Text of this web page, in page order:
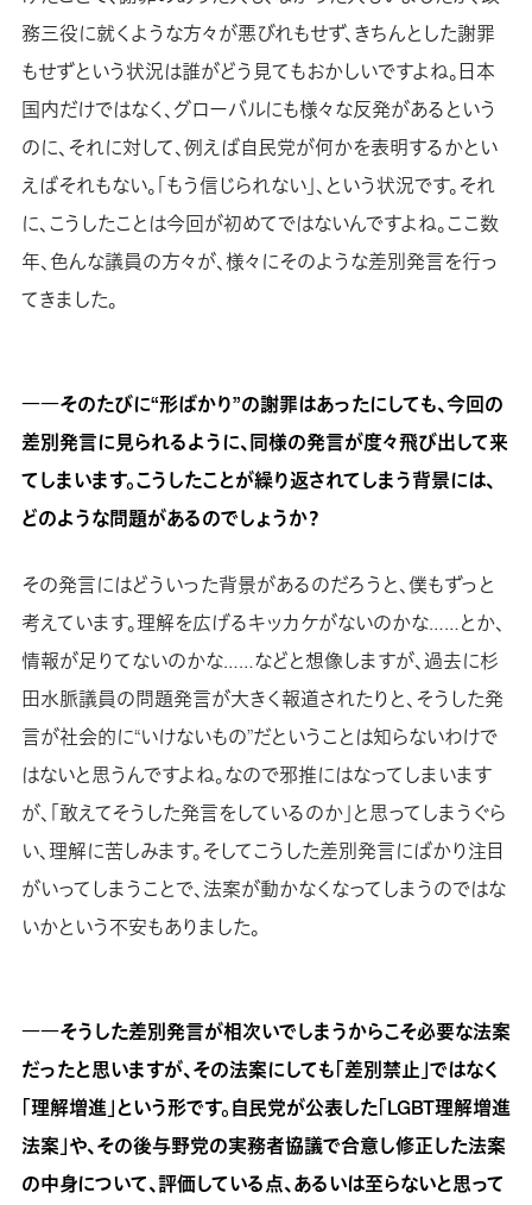
務三役に就くような方々が悪びれもせず、きちんとした謝罪
もせずという状況は誰がどう見てもおかしいですよね。日本
国内だけではなく、グローバルにも様々な反発があるという
のに、それに対して、例えば自民党が何かを表明するかとい
えばそれもない。「もう信じられない」、という状況です。それ
に、こうしたことは今回が初めてではないんですよね。ここ数
年、色んな議員の方々が、様々にそのような差別発言を行っ
てきました。
――そのたびに“形ばかり”の謝罪はあったにしても、今回の
差別発言に見られるように、同様の発言が度々飛び出して来
てしまいます。こうしたことが繰り返されてしまう背景には、
どのような問題があるのでしょうか？
その発言にはどういった背景があるのだろうと、僕もずっと
考えています。理解を広げるキッカケがないのかな……とか、
情報が足りてないのかな……などと想像しますが、過去に杉
田水脈議員の問題発言が大きく報道されたりと、そうした発
言が社会的に“いけないもの”だということは知らないわけで
はないと思うんですよね。なので邪推にはなってしまいます
が、「敢えてそうした発言をしているのか」と思ってしまうぐら
い、理解に苦しみます。そしてこうした差別発言にばかり注目
がいってしまうことで、法案が動かなくなってしまうのではな
いかという不安もありました。
――そうした差別発言が相次いでしまうからこそ必要な法案
だったと思いますが、その法案にしても「差別禁止」ではなく
「理解増進」という形です。自民党が公表した「LGBT理解増進
法案」や、その後与野党の実務者協議で合意し修正した法案
の中身について、評価している点、あるいは至らないと思って